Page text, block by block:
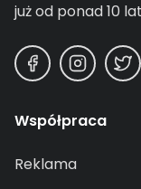
już od ponad 10
Współpraca
Reklama